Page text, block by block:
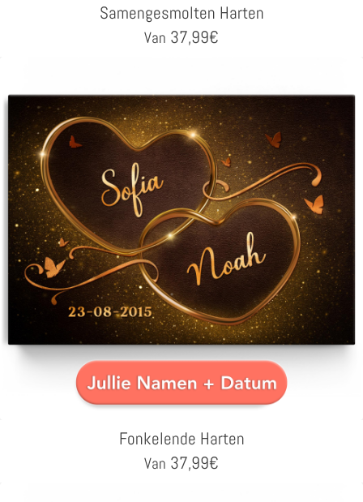
Samengesmolten Harten
Van 37,99€
Fonkelende Harten
Van 37,99€